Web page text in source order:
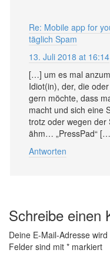
Re: Mobile app for
täglich Spam
13. Juli 2018 at 16:14
[…] um es mal
Idiot(in), der, die
gern möchte, dass
macht und sich eine
trotz oder wegen
ähm… „PressPad“
Antworten
Schreibe einen
Deine E-Mail-Adresse
Felder sind mit * markiert